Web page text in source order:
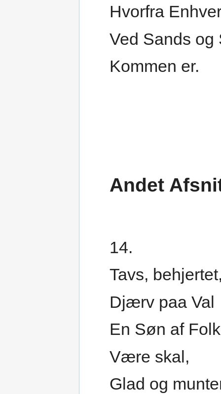
Hvorfra
Ved Sands og
Kommen er.
Andet
14.
Tavs,
Djærv paa Val
En Søn af
Være skal,
Glad og